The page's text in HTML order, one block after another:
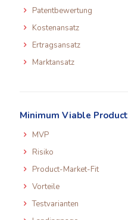
Patentbewertung
Kostenansatz
Ertragsansatz
Marktansatz
Minimum Viable Product
MVP
Risiko
Product-Market-Fit
Vorteile
Testvarianten